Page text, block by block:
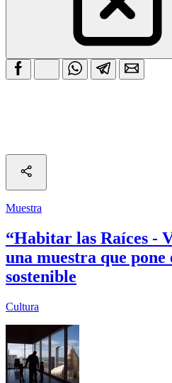
Muestra
“Habitar las Raíces -
una muestra que
sostenible
Cultura